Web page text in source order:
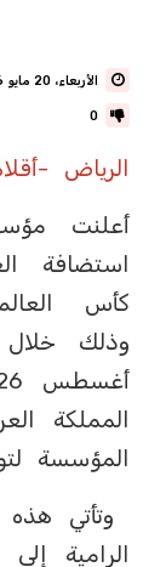
الأربعاء، 20 مايو 2026، 8:36 م
0
الرياض -
أعلنت
استضافة
المملكة
المؤسسة
وتأتي
الرامية